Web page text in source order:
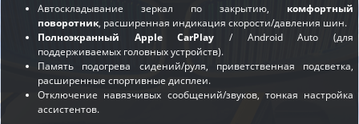
Автоскладывание зеркал по закрытию, комфортный
поворотник, расширенная индикация скорости/давления шин.
Полноэкранный Apple CarPlay / Android Auto (для
поддерживаемых головных устройств).
Память подогрева сидений/руля, приветственная подсветка,
расширенные спортивные дисплеи.
Отключение навязчивых сообщений/звуков, тонкая настройка
ассистентов.